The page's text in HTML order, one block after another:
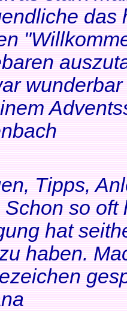
das
Tipps,
so
hat
haben.